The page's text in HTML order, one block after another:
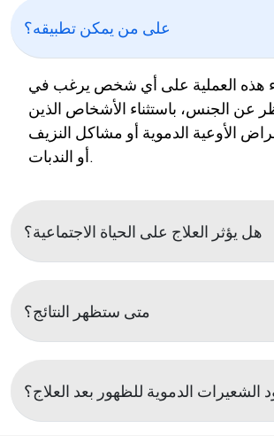
على من يمكن تطبيقه؟
هذه العملية على أي شخص يرغب في
عن الجنس، باستثناء الأشخاص الذين
الأوعية الدموية أو مشاكل النزيف
أو الندبات.
هل يؤثر العلاج على الحياة الاجتماعية؟
متى ستظهر النتائج؟
الشعيرات الدموية للظهور بعد العلاج؟